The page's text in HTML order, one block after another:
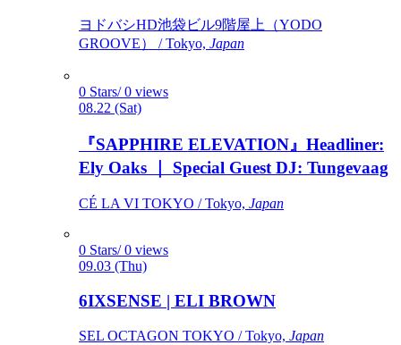
ヨドバシHD池袋ビル9階屋上（YODO
GROOVE） / Tokyo, Japan
0 Stars/ 0 views
08.22 (Sat)
『SAPPHIRE ELEVATION』Headliner:
Ely Oaks ｜ Special Guest DJ: Tungevaag
CÉ LA VI TOKYO / Tokyo, Japan
0 Stars/ 0 views
09.03 (Thu)
6IXSENSE | ELI BROWN
SEL OCTAGON TOKYO / Tokyo, Japan